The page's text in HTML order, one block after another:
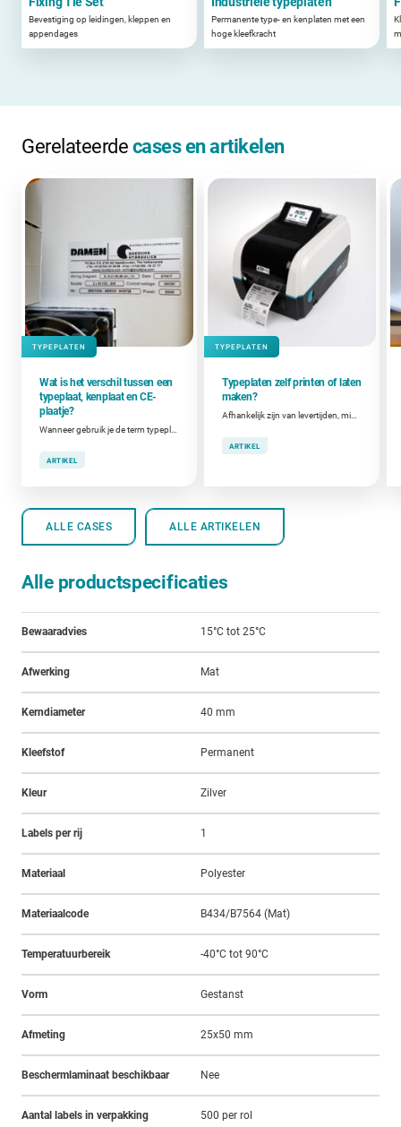
Bevestiging op leidingen, kleppen en
appendages
Permanente type- en kenplaten met een
hoge kleefkracht
Gerelateerde cases en artikelen
TYPEPLATEN
Wat is het verschil tussen een
typeplaat, kenplaat en CE-
plaatje?
ARTIKEL
TYPEPLATEN
Typeplaten zelf printen of laten
maken?
ARTIKEL
ALLE CASES ALLE ARTIKELEN
Alle productspecificaties
Bewaaradvies 15°C tot 25°C
Afwerking Mat
Kerndiameter 40 mm
Kleefstof Permanent
Kleur Zilver
Labels per rij 1
Materiaal Polyester
Materiaalcode B434/B7564 (Mat)
Temperatuurbereik -40°C tot 90°C
Vorm Gestanst
Afmeting 25x50 mm
Beschermlaminaat beschikbaar Nee
Aantal labels in verpakking 500 per rol